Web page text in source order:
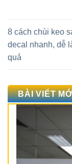
8 cách chùi keo
decal nhanh, dễ
quả
BÀI VIẾT